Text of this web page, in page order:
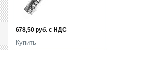
678,50 руб. с НДС
Купить